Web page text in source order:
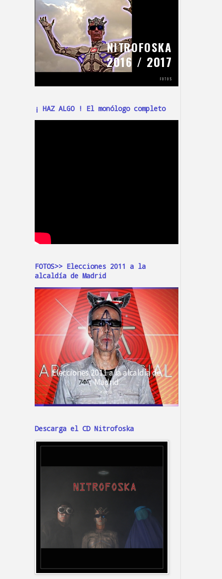
¡ HAZ ALGO ! El monólogo completo
FOTOS>> Elecciones 2011 a la
alcaldía de Madrid
Descarga el CD Nitrofoska